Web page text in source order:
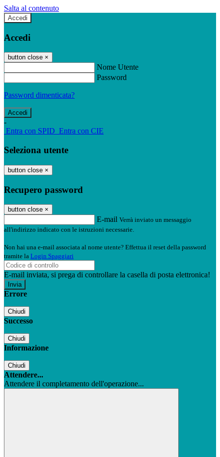
Salta al contenuto
Accedi
Accedi
button close ×
Nome Utente
Password
Password dimenticata?
-
Entra con SPID Entra con CIE
Seleziona utente
button close ×
Recupero password
button close ×
E-mail Verrà inviato un messaggio
all'indirizzo indicato con le istruzioni necessarie.
Non hai una e-mail associata al nome utente? Effettua il reset della password
tramite la Login Spaggiari
E-mail inviata, si prega di controllare la casella di posta elettronica!
Errore
Chiudi
Successo
Chiudi
Informazione
Chiudi
Attendere...
Attendere il completamento dell'operazione...